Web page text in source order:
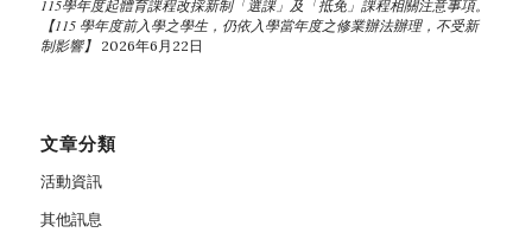
115學年度起體育課程改採新制「選課」及「抵免」課程相關注意事項。
【115 學年度前入學之學生，仍依入學當年度之修業辦法辦理，不受新
制影響】 2026年6月22日
文章分類
活動資訊
其他訊息